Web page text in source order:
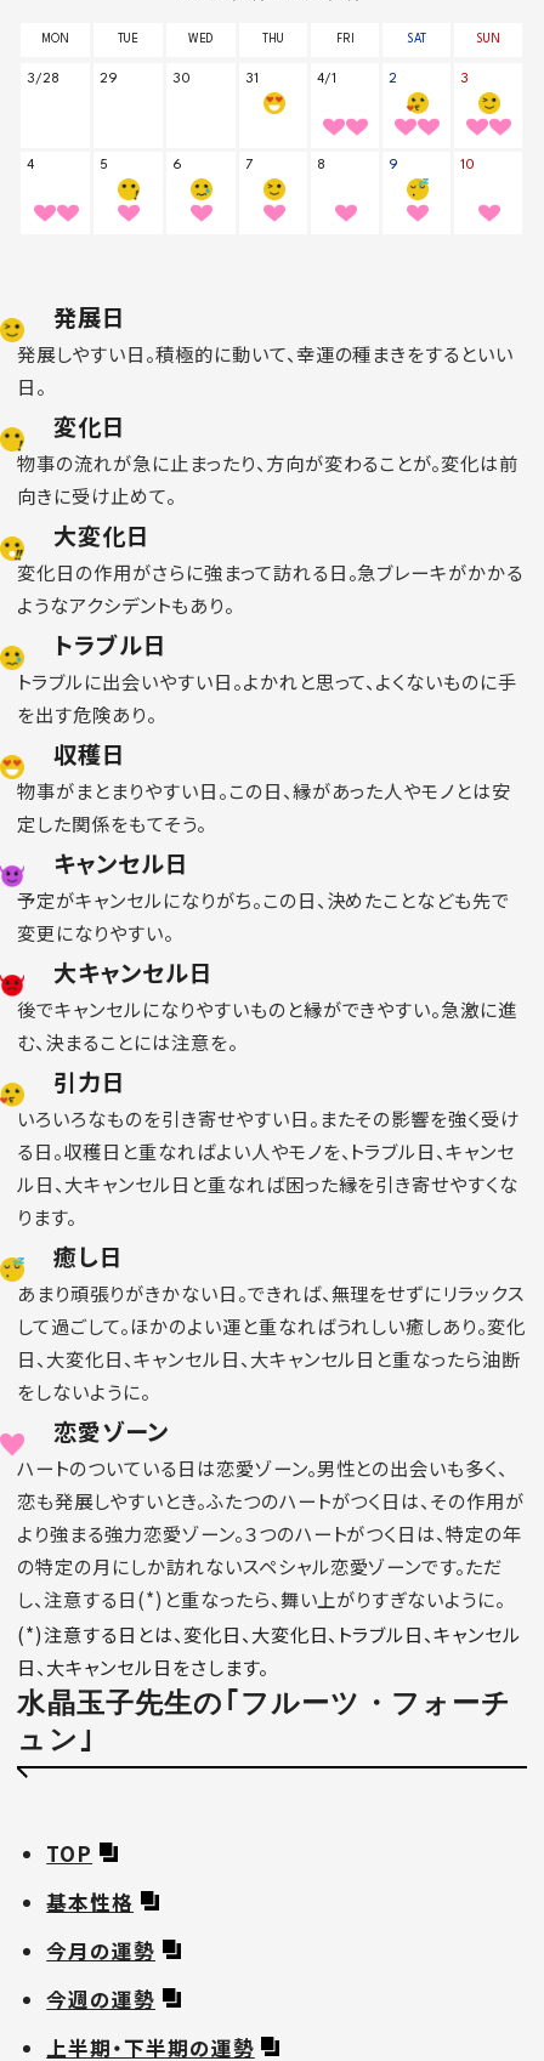
発展日
発展しやすい日。積極的に動いて、幸運の種まきをするといい
日。
変化日
物事の流れが急に止まったり、方向が変わることが。変化は前
向きに受け止めて。
大変化日
変化日の作用がさらに強まって訪れる日。急ブレーキがかかる
ようなアクシデントもあり。
トラブル日
トラブルに出会いやすい日。よかれと思って、よくないものに手
を出す危険あり。
収穫日
物事がまとまりやすい日。この日、縁があった人やモノとは安
定した関係をもてそう。
キャンセル日
予定がキャンセルになりがち。この日、決めたことなども先で
変更になりやすい。
大キャンセル日
後でキャンセルになりやすいものと縁ができやすい。急激に進
む、決まることには注意を。
引力日
いろいろなものを引き寄せやすい日。またその影響を強く受け
る日。収穫日と重なればよい人やモノを、トラブル日、キャンセ
ル日、大キャンセル日と重なれば困った縁を引き寄せやすくな
ります。
癒し日
あまり頑張りがきかない日。できれば、無理をせずにリラックス
して過ごして。ほかのよい運と重なればうれしい癒しあり。変化
日、大変化日、キャンセル日、大キャンセル日と重なったら油断
をしないように。
恋愛ゾーン
ハートのついている日は恋愛ゾーン。男性との出会いも多く、
恋も発展しやすいとき。ふたつのハートがつく日は、その作用が
より強まる強力恋愛ゾーン。３つのハートがつく日は、特定の年
の特定の月にしか訪れないスペシャル恋愛ゾーンです。ただ
し、注意する日(*)と重なったら、舞い上がりすぎないように。
(*)注意する日とは、変化日、大変化日、トラブル日、キャンセル
日、大キャンセル日をさします。
水晶玉子先生の｢フルーツ・フォーチ
ュン｣
TOP
基本性格
今月の運勢
今週の運勢
上半期・下半期の運勢